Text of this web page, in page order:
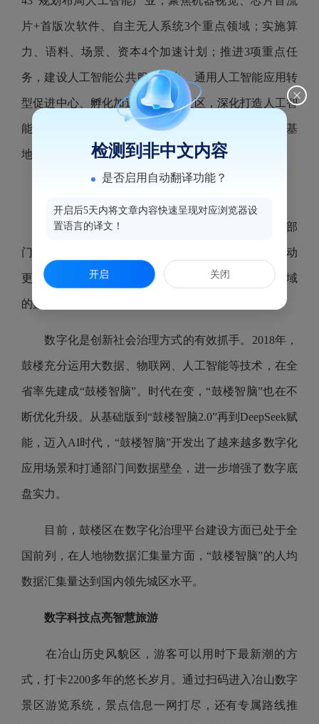
片+首版次软件、自主无人系统3个重点领域；实施算
力、语料、场景、资本4个加速计划；推进3项重点任
务，建设人工智能公共服务平台、通用人工智能应用转
型促进中心、孵化加速创新生态社区，深化打造人工智
能产业加速中心、鼓楼智算中心及人工智能研发制造基
地“两中心一基地”，推动人工智能产业集聚发展。
小到每个人的生活，大到工厂企业的运转、政府部
门的运作，都离不开人工智能。眼前的大屏正不断滚动
更新鼓楼全区交通出行、城市管理、生态环保等各领域
的数据信息。
数字化是创新社会治理方式的有效抓手。2018年，
鼓楼充分运用大数据、物联网、人工智能等技术，在全
省率先建成“鼓楼智脑”。时代在变，“鼓楼智脑”也在不
断优化升级。从基础版到“鼓楼智脑2.0”再到DeepSeek赋
能，迈入AI时代，“鼓楼智脑”开发出了越来越多数字化
应用场景和打通部门间数据壁垒，进一步增强了数字底
盘实力。
目前，鼓楼区在数字化治理平台建设方面已处于全
国前列，在人地物数据汇集量方面，“鼓楼智脑”的人均
数据汇集量达到国内领先城区水平。
数字科技点亮智慧旅游
在冶山历史风貌区，游客可以用时下最新潮的方
式，打卡2200多年的悠长岁月。通过扫码进入冶山数字
景区游览系统，景点信息一网打尽，还有专属路线推
检测到非中文内容
是否启用自动翻译功能？
开启后5天内将文章内容快速呈现对应浏览器设
置语言的译文！
开启 关闭